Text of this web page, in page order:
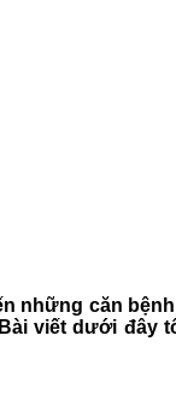
những căn
viết dưới đây